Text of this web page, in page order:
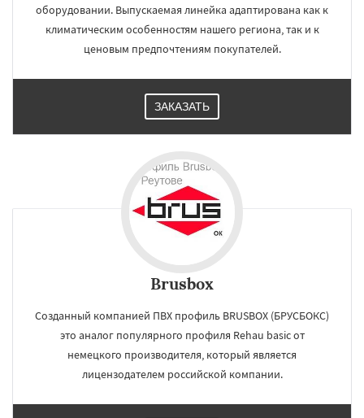
оборудовании. Выпускаемая линейка адаптирована как к
климатическим особенностям нашего региона, так и к
ценовым предпочтениям покупателей.
ЗАКАЗАТЬ
Brusbox
Созданный компанией ПВХ профиль BRUSBOX (БРУСБОКС)
это аналог популярного профиля Rehau basic от
немецкого производителя, который является
лицензодателем российской компании.